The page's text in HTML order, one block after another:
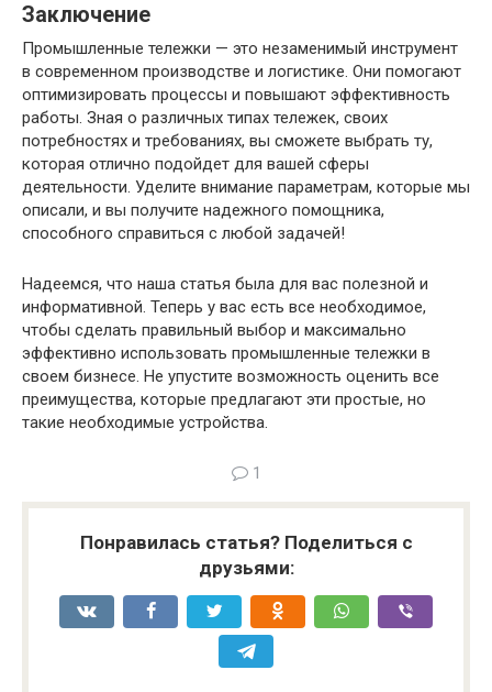
Заключение
Промышленные тележки — это незаменимый инструмент
в современном производстве и логистике. Они помогают
оптимизировать процессы и повышают эффективность
работы. Зная о различных типах тележек, своих
потребностях и требованиях, вы сможете выбрать ту,
которая отлично подойдет для вашей сферы
деятельности. Уделите внимание параметрам, которые мы
описали, и вы получите надежного помощника,
способного справиться с любой задачей!
Надеемся, что наша статья была для вас полезной и
информативной. Теперь у вас есть все необходимое,
чтобы сделать правильный выбор и максимально
эффективно использовать промышленные тележки в
своем бизнесе. Не упустите возможность оценить все
преимущества, которые предлагают эти простые, но
такие необходимые устройства.
1
Понравилась статья? Поделиться с
друзьями: